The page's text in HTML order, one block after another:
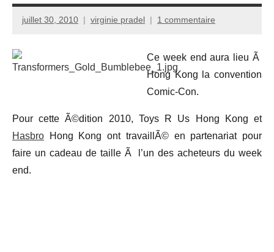
juillet 30, 2010 virginie pradel 1 commentaire
Ce week end aura lieu Ã
Hong Kong la convention
Comic-Con.
Pour cette Ã©dition 2010, Toys R Us Hong Kong et
Hasbro Hong Kong ont travaillÃ© en partenariat pour
faire un cadeau de taille Ã l’un des acheteurs du week
end.